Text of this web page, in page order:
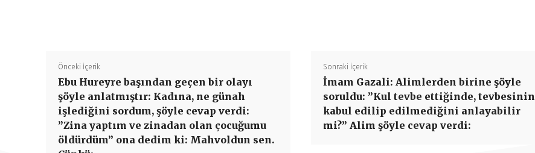
Önceki İçerik
Ebu Hureyre başından geçen bir olayı
şöyle anlatmıştır: Kadına, ne günah
işlediğini sordum, şöyle cevap verdi:
”Zina yaptım ve zinadan olan çocuğumu
öldürdüm” ona dedim ki: Mahvoldun sen.
Sonraki İçerik
İmam Gazali: Alimlerden birine şöyle
soruldu: ”Kul tevbe ettiğinde, tevbesinin
kabul edilip edilmediğini anlayabilir
mi?” Alim şöyle cevap verdi: